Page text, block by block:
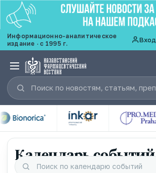
Информационно-аналитическое
издание · с 1995 г.
Вход
Календарь событий